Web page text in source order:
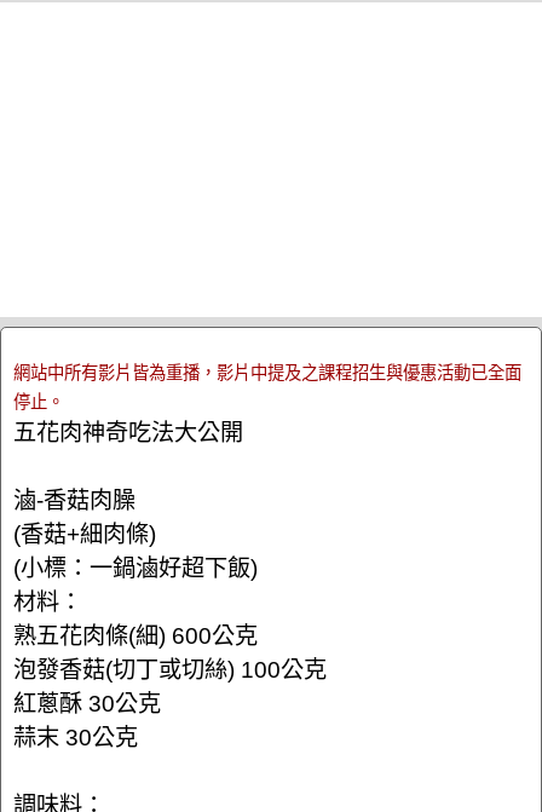
網站中所有影片皆為重播，影片中提及之課程招生與優惠活動已全面
停止。
五花肉神奇吃法大公開
滷-香菇肉臊
(香菇+細肉條)
(小標：一鍋滷好超下飯)
材料：
熟五花肉條(細) 600公克
泡發香菇(切丁或切絲) 100公克
紅蔥酥 30公克
蒜末 30公克
調味料：